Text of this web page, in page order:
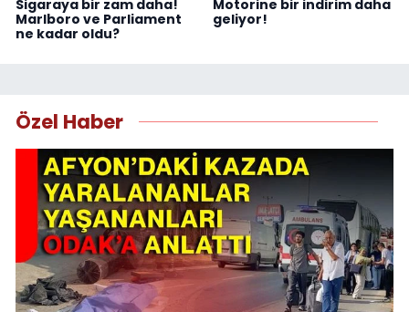
Sigaraya bir zam daha!
Marlboro ve Parliament
ne kadar oldu?
Motorine bir indirim daha
geliyor!
Özel Haber